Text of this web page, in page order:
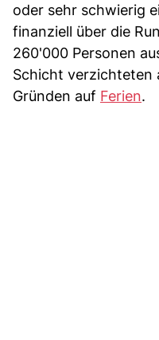
oder sehr schwierig
finanziell über die
260'000 Personen
Schicht verzichteten
Gründen auf Ferien.